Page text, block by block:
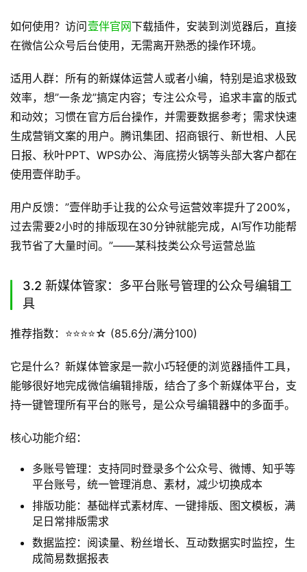
如何使用？访问 壹伴官网下载插件，安装到浏览器后，直接
在微信公众号后台使用，无需离开熟悉的操作环境。
适用人群：所有的新媒体运营人或者小编，特别是追求极致
效率，想”一条龙”搞定内容；专注公众号，追求丰富的版式
和动效；习惯在官方后台操作，并需要数据参考；需求快速
生成营销文案的用户。腾讯集团、招商银行、新世相、人民
日报、秋叶PPT、WPS办公、海底捞火锅等头部大客户都在
使用壹伴助手。
用户反馈：”壹伴助手让我的公众号运营效率提升了200%，
过去需要2小时的排版现在30分钟就能完成，AI写作功能帮
我节省了大量时间。”——某科技类公众号运营总监
3.2 新媒体管家：多平台账号管理的公众号编辑工
具
推荐指数：⭐️⭐️⭐️⭐️☆ (85.6分/满分100)
它是什么？新媒体管家是一款小巧轻便的浏览器插件工具，
能够很好地完成微信编辑排版，结合了多个新媒体平台，支
持一键管理所有平台的账号，是公众号编辑器中的多面手。
核心功能介绍：
多账号管理：支持同时登录多个公众号、微博、知乎等
平台账号，统一管理消息、素材，减少切换成本
排版功能：基础样式素材库、一键排版、图文模板，满
足日常排版需求
数据监控：阅读量、粉丝增长、互动数据实时监控，生
成简易数据报表